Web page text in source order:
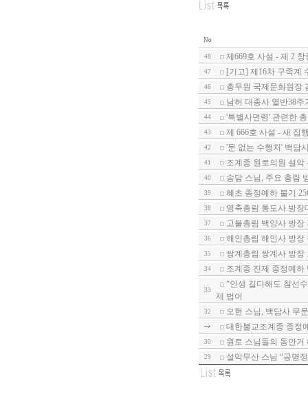
No
48 제669호 사설 - 제 2
47 [기고] 제16차 구족계
46 총무원 국제문화원장
45 남허 대종사 열반38주
44 '특별사면령' 관련한
43 제 666호 사설 - 새 집
42 '문 없는 수행처' 백담
41 조계종 원로의원 설악
40 송담 스님, 주요 총림
39 혜초 종정예하 불기
38 영축총림 통도사 방
37 고불총림 백양사 방
36 해인총림 해인사 방장
35 쌍계총림 쌍계사 방
34 조계종 진제 종정예하
33
“인생 길다해도 참선
제 법어
32
오현 스님, 백담사 무
대한불교조계종 종정
30 원로 스님들의 동안거
29 설악무산 스님 “공명